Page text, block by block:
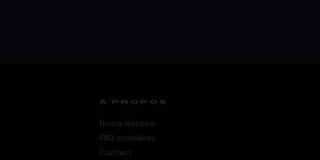
À PROPOS
Notre histoire
FAQ croisières
Contact